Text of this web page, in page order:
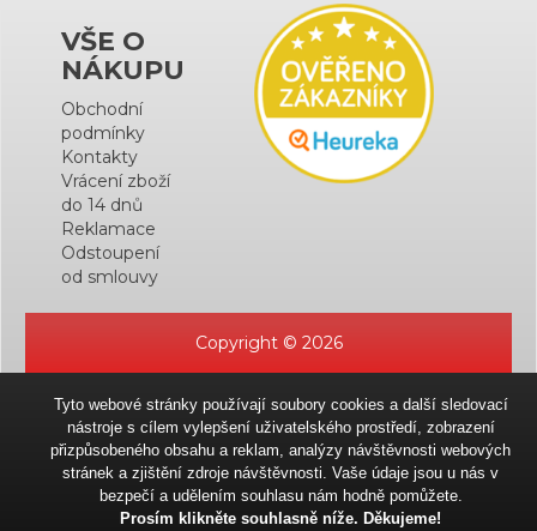
VŠE O
NÁKUPU
Obchodní
podmínky
Kontakty
Vrácení zboží
do 14 dnů
Reklamace
Odstoupení
od smlouvy
Copyright © 2026
Tyto webové stránky používají soubory cookies a další sledovací
nástroje s cílem vylepšení uživatelského prostředí, zobrazení
přizpůsobeného obsahu a reklam, analýzy návštěvnosti webových
stránek a zjištění zdroje návštěvnosti. Vaše údaje jsou u nás v
bezpečí a udělením souhlasu nám hodně pomůžete.
Prosím klikněte souhlasně níže. Děkujeme!